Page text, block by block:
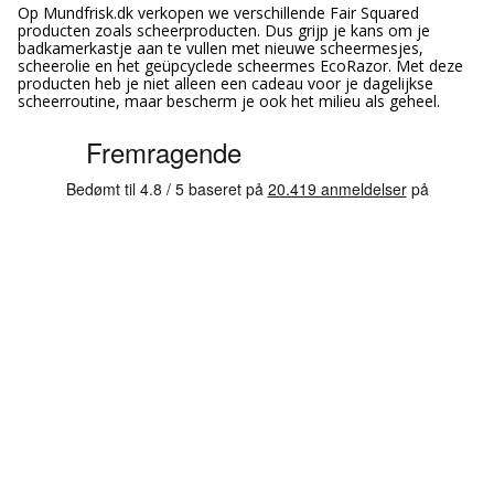
Op Mundfrisk.dk verkopen we verschillende Fair Squared
producten zoals scheerproducten. Dus grijp je kans om je
badkamerkastje aan te vullen met nieuwe scheermesjes,
scheerolie en het geüpcyclede scheermes EcoRazor. Met deze
producten heb je niet alleen een cadeau voor je dagelijkse
scheerroutine, maar bescherm je ook het milieu als geheel.